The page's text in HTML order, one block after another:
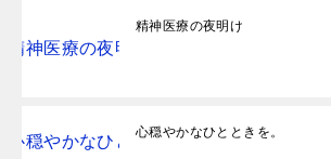
精神医療の夜明け
心穏やかなひとときを。